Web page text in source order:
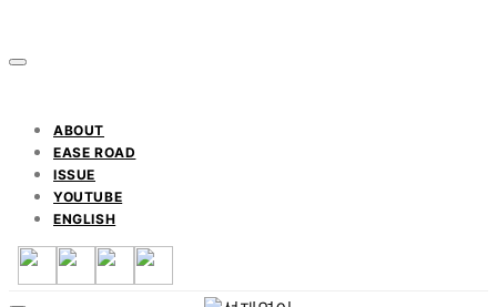
ABOUT
EASE ROAD
ISSUE
YOUTUBE
ENGLISH